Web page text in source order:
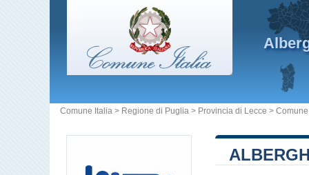
Comune Italia > Regione di Puglia > Provincia di Lecce >